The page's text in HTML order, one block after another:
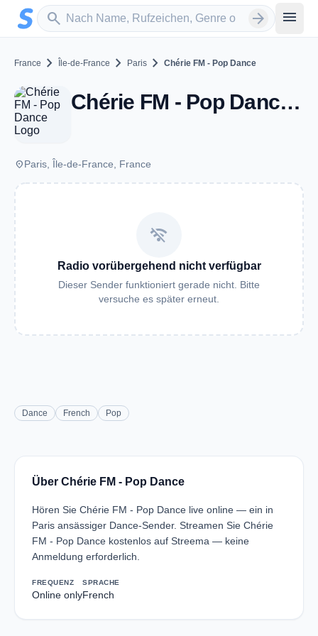
Zum Hauptinhalt springen
search
Sender suchen arrow_forward menu
France chevron_right Île-de-France chevron_right Paris chevron_right Chérie FM - Pop Dance
Chérie FM - Pop Dance - Paris
placeParis, Île-de-France, France
wifi_off
Radio vorübergehend nicht verfügbar
Dieser Sender funktioniert gerade nicht. Bitte
versuche es später erneut.
Dance French Pop
Über Chérie FM - Pop Dance
Hören Sie Chérie FM - Pop Dance live online — ein in
Paris ansässiger Dance-Sender. Streamen Sie Chérie
FM - Pop Dance kostenlos auf Streema — keine
Anmeldung erforderlich.
FREQUENZ
Online only
SPRACHE
French